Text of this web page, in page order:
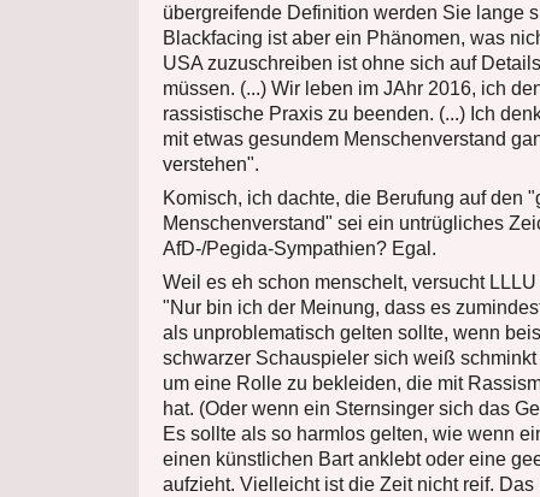
übergreifende Definition werden Sie lange
Blackfacing ist aber ein Phänomen, was
USA zuzuschreiben ist ohne sich auf
müssen. (...) Wir leben im JAhr 2016, ich
rassistische Praxis zu beenden. (...) Ich
mit etwas gesundem Menschenverstand
verstehen".
Komisch, ich dachte, die Berufung auf den
Menschenverstand" sei ein untrügliches
AfD-/Pegida-Sympathien? Egal.
Weil es eh schon menschelt, versucht
"Nur bin ich der Meinung, dass es
als unproblematisch gelten sollte, wenn
schwarzer Schauspieler sich weiß
um eine Rolle zu bekleiden, die mit
hat. (Oder wenn ein Sternsinger sich das
Es sollte als so harmlos gelten, wie wenn
einen künstlichen Bart anklebt oder eine
aufzieht. Vielleicht ist die Zeit nicht reif. Das